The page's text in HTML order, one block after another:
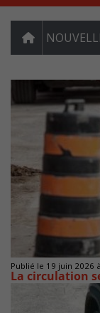
Publié le 19 juin 2026
La circulation